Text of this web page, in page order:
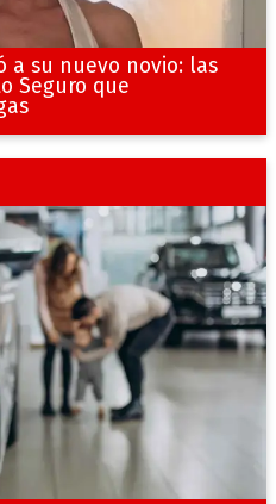
a su nuevo novio: las
Seguro que